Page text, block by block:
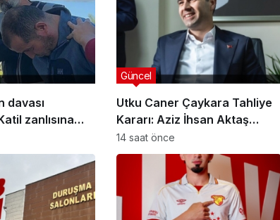
davası
zanlısına
cezası verildi
Utku Caner Çaykara Tahliye
Kararı: Aziz İhsan Aktaş
Davasında Yeni Gelişme
Güncel
14 saat önce